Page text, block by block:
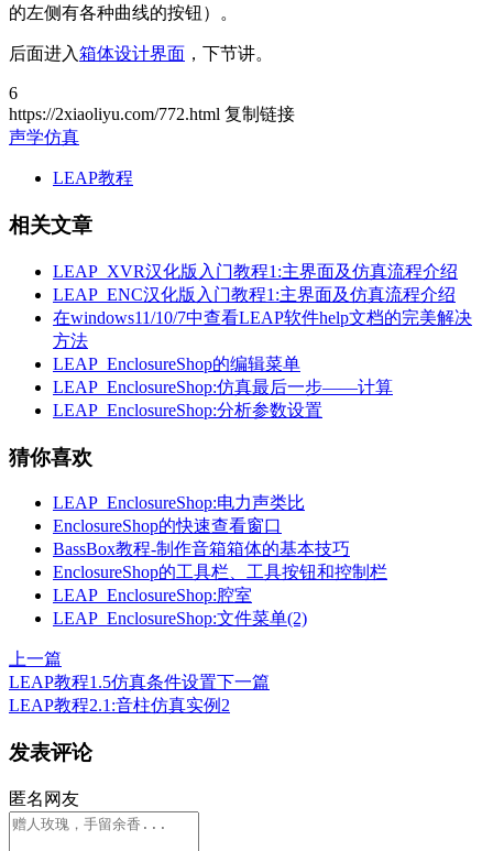
的左侧有各种曲线的按钮）。
后面进入箱体设计界面 ，下节讲。
6
https://2xiaoliyu.com/772.html 复制链接
声学仿真
LEAP教程
相关文章
LEAP_XVR汉化版入门教程1:主界面及仿真流程介绍
LEAP_ENC汉化版入门教程1:主界面及仿真流程介绍
在windows11/10/7中查看LEAP软件help文档的完美解决
方法
LEAP_EnclosureShop的编辑菜单
LEAP_EnclosureShop:仿真最后一步——计算
LEAP_EnclosureShop:分析参数设置
猜你喜欢
LEAP_EnclosureShop:电力声类比
EnclosureShop的快速查看窗口
BassBox教程-制作音箱箱体的基本技巧
EnclosureShop的工具栏、工具按钮和控制栏
LEAP_EnclosureShop:腔室
LEAP_EnclosureShop:文件菜单(2)
上一篇
LEAP教程1.5仿真条件设置下一篇
LEAP教程2.1:音柱仿真实例2
发表评论
匿名网友